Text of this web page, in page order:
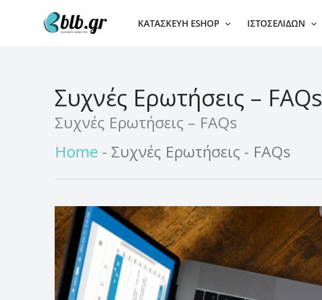
ΚΑΤΑΣΚΕΥΉ ESHOP ΙΣΤΟΣΕΛΊΔΩΝ
Συχνές Ερωτήσεις – FAQs
Συχνές Ερωτήσεις – FAQs
Home - Συχνές Ερωτήσεις - FAQs
Πόσο
κοστίζει
ένα
επαγγελματικό
site;